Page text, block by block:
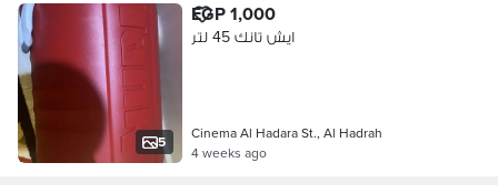
5
EGP 1,000
ايش تانك 45 لتر
Cinema Al Hadara St., Al Hadrah
4 weeks ago